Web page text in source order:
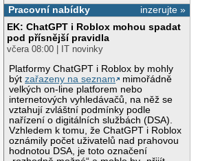
inzerujte »
Pracovní nabídky
EK: ChatGPT i Roblox mohou spadat
pod přísnější pravidla
včera 08:00 | IT novinky
Platformy ChatGPT i Roblox by mohly
býtzařazeny na seznam
mimořádně
velkých on-line platforem nebo
internetových vyhledávačů, na něž se
vztahují zvláštní podmínky podle
nařízení o digitálních službách (DSA).
Vzhledem k tomu, že ChatGPT i Roblox
oznámily počet uživatelů nad prahovou
hodnotou DSA, je toto označení